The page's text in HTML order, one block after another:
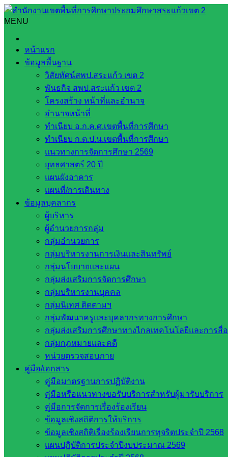
Skip
to
content
MENU
หน้าแรก
ข้อมูลพื้นฐาน
วิสัยทัศน์สพป.สระแก้ว เขต 2
พันธกิจ สพป.สระแก้ว เขต 2
โครงสร้าง หน้าที่และอำนาจ
อำนาจหน้าที่
ทำเนียบ อ.ก.ค.ศ.เขตพื้นที่การศึกษา
ทำเนียบ ก.ต.ป.น.เขตพื้นที่การศึกษา
แนวทางการจัดการศึกษา 2569
ยุทธศาสตร์ 20 ปี
แผนผังอาคาร
แผนที่/การเดินทาง
ข้อมูลบุคลากร
ผู้บริหาร
ผู้อำนวยการกลุ่ม
กลุ่มอำนวยการ
กลุ่มบริหารงานการเงินและสินทรัพย์
กลุ่มนโยบายและแผน
กลุ่มส่งเสริมการจัดการศึกษา
กลุ่มบริหารงานบุคคล
กลุ่มนิเทศ ติดตามฯ
กลุ่มพัฒนาครูและบุคลากรทางการศึกษา
กลุ่มส่งเสริมการศึกษาทางไกลเทคโนโลยีและการสื่
กลุ่มกฎหมายและคดี
หน่วยตรวจสอบภาย
คู่มือ/เอกสาร
คู่มือมาตรฐานการปฏิบัติงาน
คู่มือหรือแนวทางขอรับบริการสำหรับผู้มารับบริการ
คู่มือการจัดการเรื่องร้องเรียน
ข้อมูลเชิงสถิติการให้บริการ
ข้อมูลเชิงสถิติเรื่องร้องเรียนการทุจริตประจำปี 2568
แผนปฏิบัติการประจำปีงบประมาณ 2569
Search
โครงการปลูกป่าเฉลิมพระเกียรติ “ท้องถิ่น สร้างป่า รักษ์น้ำ ” กิ
โครงการปลูกป่าเฉลิมพระเกียรติ “ท้องถิ่
มิถุนายน 2, 2026 โรงเรียนประชาเกษตรพัฒนา
วันศุกร์ที่ 29 พฤษภาคม พ.ศ.2569 โรงเรียนประชาเกษตรพัฒ
ครูและบุคลากรทางการศึกษา ได้นำนักเรียนเข้าร่วม โครงกา
ต้นไม้ประจำปีของชาติ และเพื่อสร้างความจงรักภักดีและน้อ
มิถุนายน 2569 และรณรงค์ให้ประชาชนเห็นความสำคัญของท
บ้านหนองหว้า (ทุ่งฮี) หมู่ 5 ตำบลโนนหมากเค็ง อำเภอวัมนานคร
Post Views: 128